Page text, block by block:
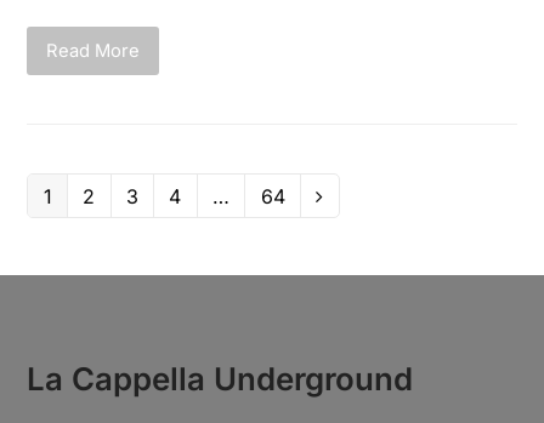
Read More
1 2 3 4 … 64
La Cappella Underground